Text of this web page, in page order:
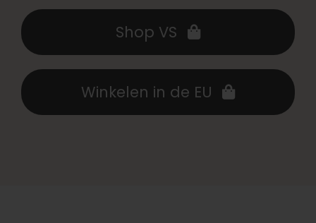
Shop VS
Winkelen in de EU